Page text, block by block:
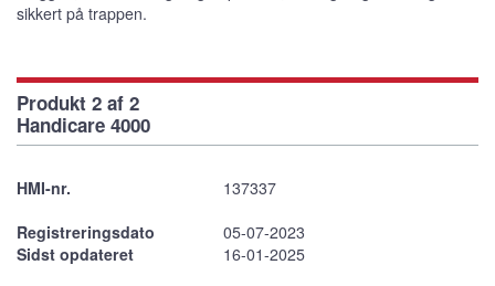
sikkert på trappen.
Produkt 2 af 2
Handicare 4000
HMI-nr.
137337
Registreringsdato
05-07-2023
Sidst opdateret
16-01-2025